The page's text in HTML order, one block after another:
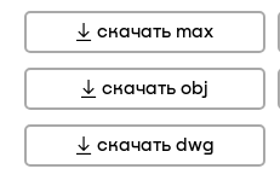
скачать max
скачать obj
скачать dwg